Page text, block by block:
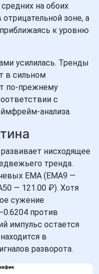
на обоих
зоне, а
к уровню
усилилась. Тренды
в сильном
по-прежнему
с
анализа.
нисходящее
тренда.
EMA (EMA9 —
— 121.00 ₽). Хотя
сужение
против
импульс остается
в
разворота.